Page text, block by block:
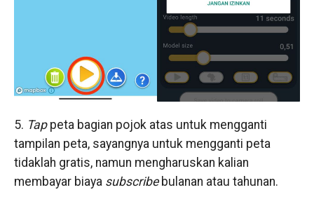
5. Tappeta bagian pojok atas untuk mengganti
tampilan peta, sayangnya untuk mengganti peta
tidaklah gratis, namun mengharuskan kalian
membayar biaya subscribebulanan atau tahunan.